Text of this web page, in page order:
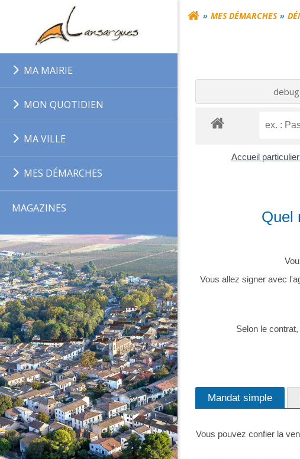
MA MAIRIE
MON QUOTIDIEN
MA VILLE
MES DÉMARCHES
MAGAZINES
MES DÉMARCHES
Accueil
Quel
Vous allez signer avec
Selon le
Mandat simple
Vous pouvez confier la